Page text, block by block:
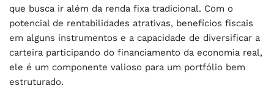
que busca ir além da renda fixa tradicional. Com o
potencial de rentabilidades atrativas, benefícios fiscais
em alguns instrumentos e a capacidade de diversificar a
carteira participando do financiamento da economia real,
ele é um componente valioso para um portfólio bem
estruturado.